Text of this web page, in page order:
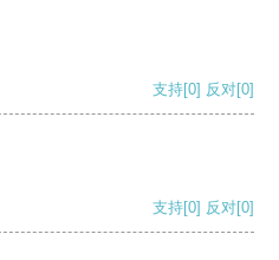
支持[0] 反对[0]
支持[0] 反对[0]